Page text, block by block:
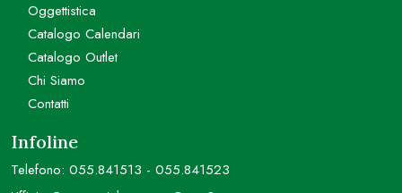
Oggettistica
Catalogo Calendari
Catalogo Outlet
Chi Siamo
Contatti
Infoline
Telefono: 055.841513 - 055.841523